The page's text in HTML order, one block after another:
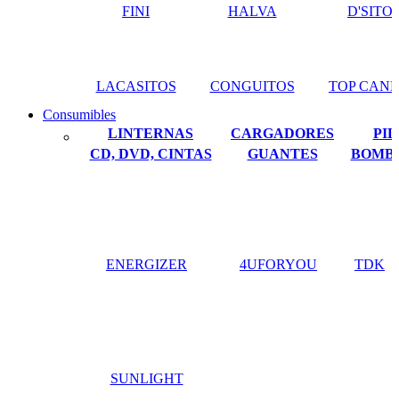
FINI HALVA D'SITO
LACASITOS CONGUITOS
TOP
Consumibles
LINTERNAS
CARGADORES
CD, DVD, CINTAS
GUANTES
ENERGIZER 4UFORYOU TDK
SUNLIGHT